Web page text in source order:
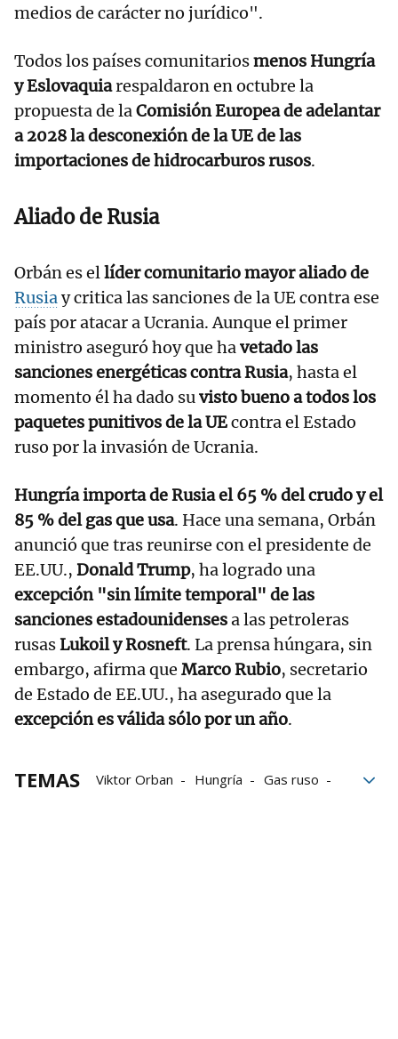
medios de carácter no jurídico".
Todos los países comunitariosmenos Hungría
y Eslovaquiarespaldaron en octubre la
propuesta de laComisión Europea de adelantar
a 2028 la desconexión de la UE de las
importaciones de hidrocarburos rusos.
Aliado de Rusia
Orbán es ellíder comunitario mayor aliado de
Rusiay critica las sanciones de la UE contra ese
país por atacar a Ucrania. Aunque el primer
ministro aseguró hoy que havetado las
sanciones energéticas contra Rusia, hasta el
momento él ha dado suvisto bueno a todos los
paquetes punitivos de la UEcontra el Estado
ruso por la invasión de Ucrania.
Hungría importa de Rusia el 65 % del crudo y el
85 % del gas que usa. Hace una semana, Orbán
anunció que tras reunirse con el presidente de
EE.UU., Donald Trump, ha logrado una
excepción "sin límite temporal" de las
sanciones estadounidensesa las petroleras
rusasLukoil y Rosneft. La prensa húngara, sin
embargo, afirma que Marco Rubio, secretario
de Estado de EE.UU., ha asegurado que la
excepción es válida sólo por un año.
TEMAS Viktor Orban Hungría
Gas ruso